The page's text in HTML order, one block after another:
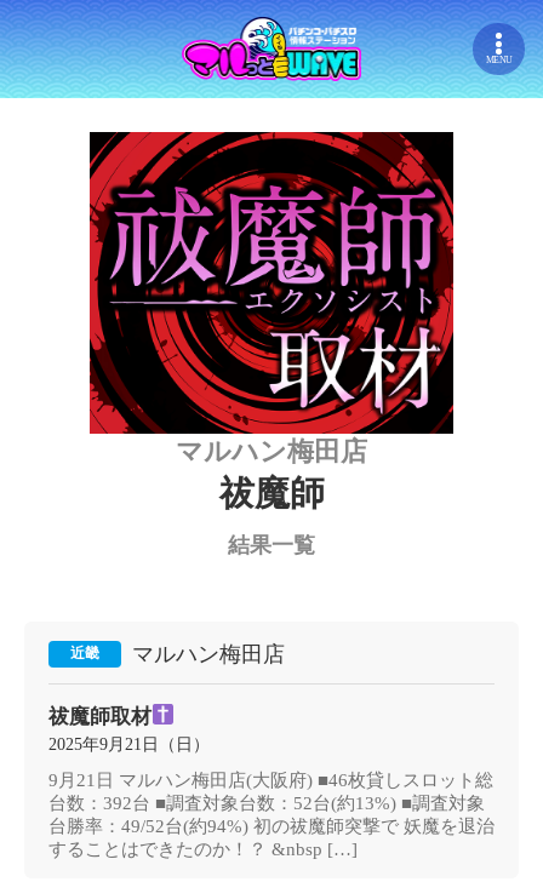
マルハン梅田店
祓魔師
結果一覧
近畿 マルハン梅田店
祓魔師取材
2025年9月21日（日）
9月21日 マルハン梅田店(大阪府) ■46枚貸しスロット総
台数：392台 ■調査対象台数：52台(約13%) ■調査対象
台勝率：49/52台(約94%) 初の祓魔師突撃で 妖魔を退治
することはできたのか！？ &nbsp […]
MENU